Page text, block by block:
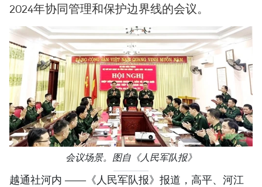
2024年协同管理和保护边界线的会议。
会议场景。图自《人民军队报》
越通社河内 ——《人民军队报》报道，高平、河江